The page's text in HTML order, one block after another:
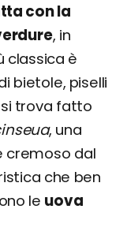
con la
, in
classica è
bietole, piselli
trova fatto
, una
cremoso dal
che ben
le uova